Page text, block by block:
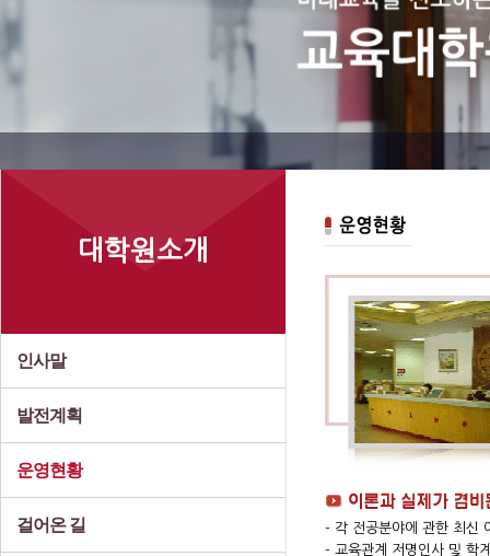
대학원소개
인사말
발전계획
운영현황
걸어온 길
- 각 전공분야에 관한 최신
- 교육관계 저명인사 및 학